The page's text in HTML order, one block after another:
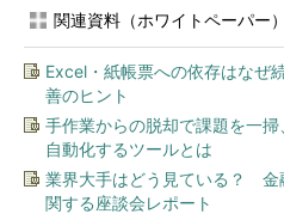
関連資料（ホワイトペーパー）
Excel・紙帳票への依存はな
善のヒント
手作業からの脱却で課題を一
自動化するツールとは
業界大手はどう見ている？ 金
関する座談会レポート